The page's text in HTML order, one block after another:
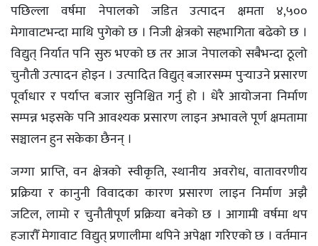
पछिल्ला वर्षमा नेपालको जडित उत्पादन क्षमता ४,५००
मेगावाटभन्दा माथि पुगेको छ । निजी क्षेत्रको सहभागिता बढेको छ ।
विद्युत् निर्यात पनि सुरु भएको छ तर आज नेपालको सबैभन्दा ठूलो
चुनौती उत्पादन होइन । उत्पादित विद्युत् बजारसम्म पुर्‍याउने प्रसारण
पूर्वाधार र पर्याप्त बजार सुनिश्चित गर्नु हो । धेरै आयोजना निर्माण
सम्पन्न भइसके पनि आवश्यक प्रसारण लाइन अभावले पूर्ण क्षमतामा
सञ्चालन हुन सकेका छैनन् ।
जग्गा प्राप्ति, वन क्षेत्रको स्वीकृति, स्थानीय अवरोध, वातावरणीय
प्रक्रिया र कानुनी विवादका कारण प्रसारण लाइन निर्माण अझै
जटिल, लामो र चुनौतीपूर्ण प्रक्रिया बनेको छ । आगामी वर्षमा थप
हजारौँ मेगावाट विद्युत् प्रणालीमा थपिने अपेक्षा गरिएको छ । वर्तमान